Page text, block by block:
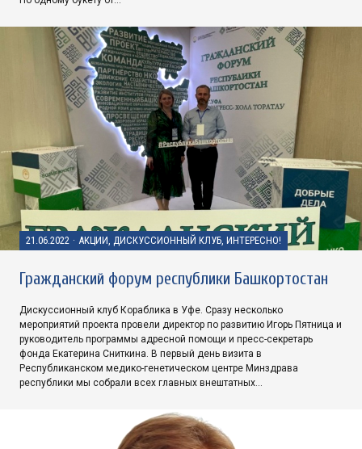
21.06.2022 · АКЦИИ, ДИСКУССИОННЫЙ КЛУБ, ИНТЕРЕСНО!
Гражданский форум республики Башкортостан
Дискуссионный клуб Кораблика в Уфе. Сразу несколько
мероприятий проекта провели директор по развитию Игорь Пятница и
руководитель программы адресной помощи и пресс-секретарь
фонда Екатерина Сниткина. В первый день визита в
Республиканском медико-генетическом центре Минздрава
республики мы собрали всех главных внештатных…